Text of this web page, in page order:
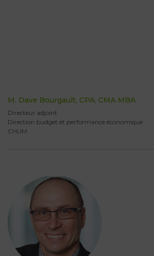
M. Dave Bourgault, CPA, CMA MBA
Directeur adjoint
Direction budget et performance économique
CHUM